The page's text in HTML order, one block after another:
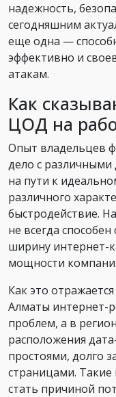
надежность,
сегодняшним
еще одна —
эффективно и
атакам.
Как
ЦОД на
Опыт владельцев
дело с
на пути к
различного
быстродействие.
не всегда
ширину интернет-
мощности
Как это
Алматы интернет-
проблем, а в
расположения
простоями, долго
страницами. Такие
стать причиной